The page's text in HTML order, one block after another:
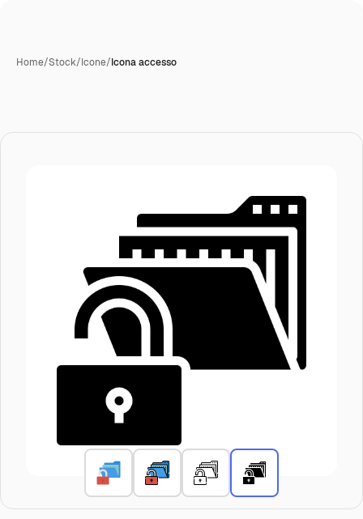
Home/Stock/Icone/Icona accesso